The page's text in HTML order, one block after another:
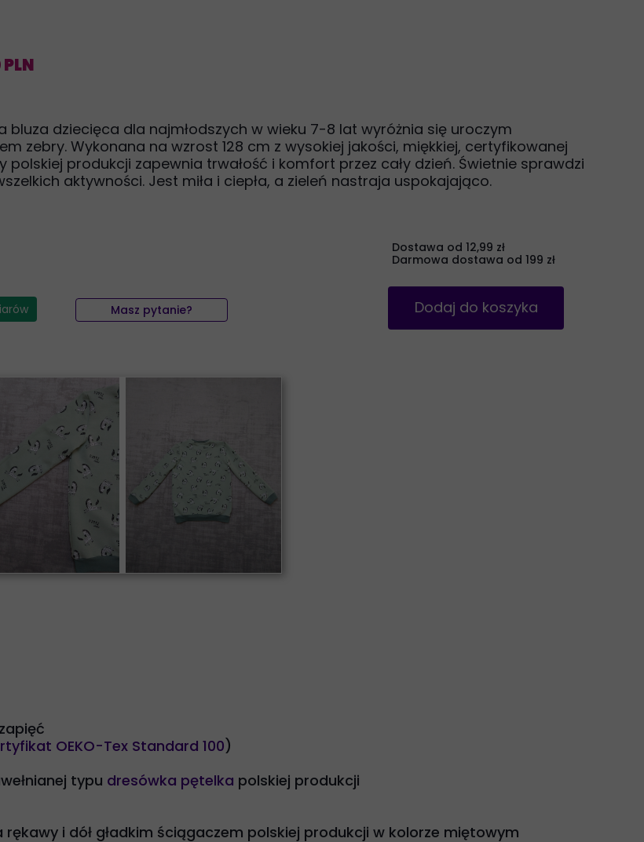
Masz pytanie?
bluza dziecięca dla najmłodszych w wieku 7-8 lat wyróżnia się uroczym
zebry. Wykonana na wzrost 128 cm z wysokiej jakości, miękkiej, certyfikowanej
polskiej produkcji zapewnia trwałość i komfort przez cały dzień. Świetnie sprawdzi
aktywności. Jest miła i ciepła, a zieleń nastraja uspokajająco.
Dostawa od 12,99 zł
Darmowa dostawa od 199 zł
Dodaj do koszyka
OEKO-Tex Standard 100)
typu dresówka pętelka polskiej produkcji
i dół gładkim ściągaczem polskiej produkcji w kolorze miętowym